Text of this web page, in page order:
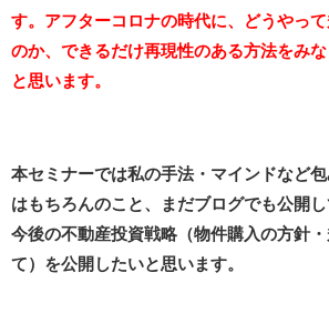
す。アフターコロナの時代に、どうやっ
のか、できるだけ再現性のある方法をみ
と思います。
本セミナーでは私の手法・マインドなど
はもちろんのこと、まだブログでも公開
今後の不動産投資戦略（物件購入の方針
て）を公開したいと思います。